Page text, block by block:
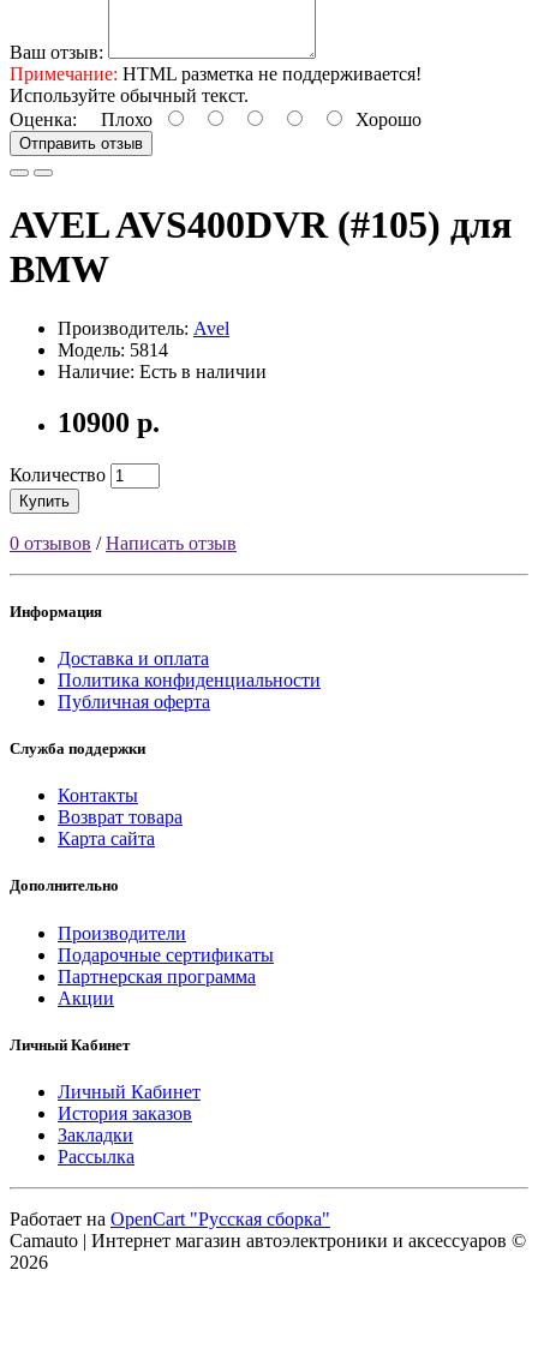
Ваш отзыв:
Примечание: HTML разметка не поддерживается!
Используйте обычный текст.
Оценка: Плохо Хорошо
Отправить отзыв
AVEL AVS400DVR (#105) для
BMW
Производитель: Avel
Модель: 5814
Наличие: Есть в наличии
10900 р.
Количество
Купить
0 отзывов /Написать отзыв
Информация
Доставка и оплата
Политика конфиденциальности
Публичная оферта
Служба поддержки
Контакты
Возврат товара
Карта сайта
Дополнительно
Производители
Подарочные сертификаты
Партнерская программа
Акции
Личный Кабинет
Личный Кабинет
История заказов
Закладки
Рассылка
Работает на OpenCart "Русская сборка"
Camauto | Интернет магазин автоэлектроники и аксессуаров ©
2026